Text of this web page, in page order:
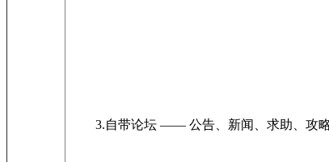
3.自带论坛 —— 公告、新闻、求助、攻略